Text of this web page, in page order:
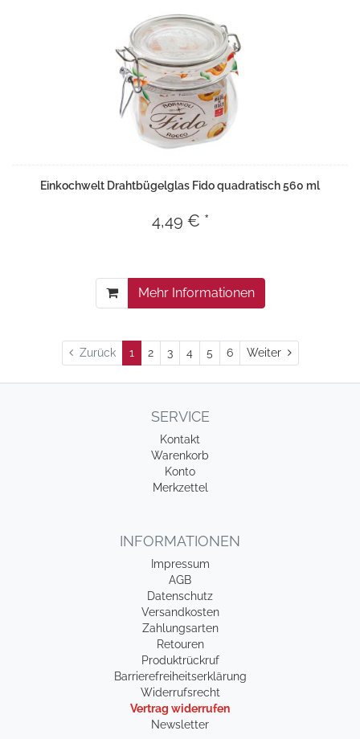
Einkochwelt Drahtbügelglas Fido quadratisch 560 ml
4,49 € *
Mehr Informationen
Zurück 1 2 3 4 5 6 Weiter Weiter
SERVICE
Kontakt
Warenkorb
Konto
Merkzettel
INFORMATIONEN
Impressum
AGB
Datenschutz
Versandkosten
Zahlungsarten
Retouren
Produktrückruf
Barrierefreiheitserklärung
Widerrufsrecht
Vertrag widerrufen
Newsletter